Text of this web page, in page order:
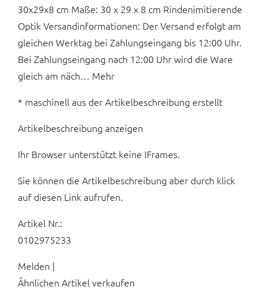
30x29x8 cm Maße: 30 x 29 x 8 cm Rindenimitierende
Optik Versandinformationen: Der Versand erfolgt am
gleichen Werktag bei Zahlungseingang bis 12:00 Uhr.
Bei Zahlungseingang nach 12:00 Uhr wird die Ware
gleich am näch… Mehr
* maschinell aus der Artikelbeschreibung erstellt
Artikelbeschreibung anzeigen
Ihr Browser unterstützt keine IFrames.
Sie können die Artikelbeschreibung aber durch klick
auf diesen Link aufrufen.
Artikel Nr.:
0102975233
Melden |
Ähnlichen Artikel verkaufen